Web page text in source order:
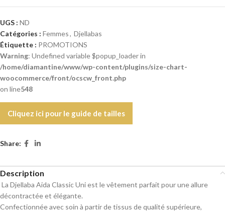
UGS : ND
Catégories : Femmes, Djellabas
Étiquette : PROMOTIONS
Warning: Undefined variable $popup_loader in
/home/diamantine/www/wp-content/plugins/size-chart-
woocommerce/front/ocscw_front.php
on line548
Cliquez ici pour le guide de tailles
Share:
Description
La Djellaba Aida Classic Uni est le vêtement parfait pour une allure
décontractée et élégante.
Confectionnée avec soin à partir de tissus de qualité supérieure,